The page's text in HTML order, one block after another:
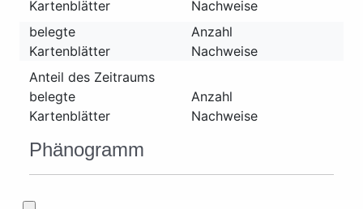
Kartenblätter
Nachweise
belegte
Kartenblätter
Anzahl
Nachweise
Anteil des Zeitraums
belegte
Kartenblätter
Anzahl
Nachweise
Phänogramm